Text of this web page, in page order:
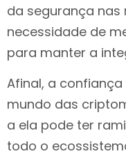
da segurança nas
necessidade de
para manter a
Afinal, a
mundo das
a ela pode ter
todo o